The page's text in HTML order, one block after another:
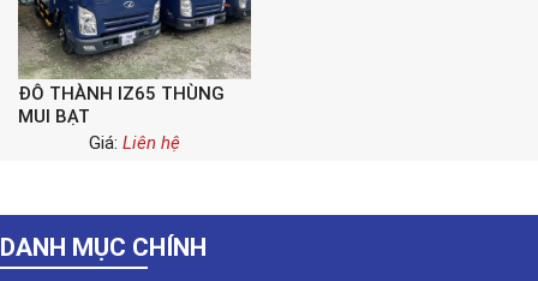
ĐÔ THÀNH IZ65 THÙNG
MUI BẠT
Giá: Liên hệ
DANH MỤC CHÍNH